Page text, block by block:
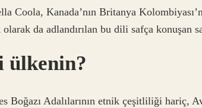
Coola, Kanada’nın Britanya
da adlandırılan bu dili safça konuşan
ülkenin?
Boğazı Adalılarının etnik çeşitliliği hariç,